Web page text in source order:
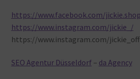
https://www.facebook.com/
https://www.instagram.com/jickie_/
https://www.instagram.com/
SEO Agentur Düsseldorf – da Agency